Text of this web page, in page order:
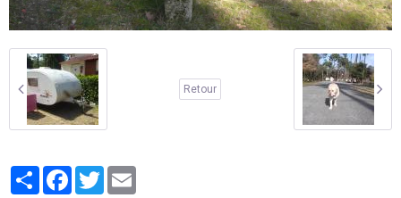
Retour
PartagerFacebook
Twitter